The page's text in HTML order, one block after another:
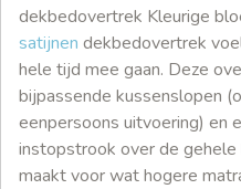
dekbedovertrek Kleurige
satijnen dekbedovertrek
hele tijd mee gaan. Deze
bijpassende kussenslopen
eenpersoons uitvoering) en
instopstrook over de
maakt voor wat hogere